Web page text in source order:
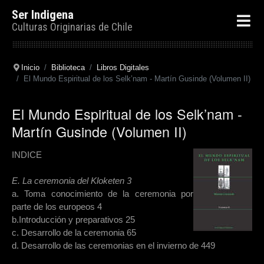
Ser Indigena
Culturas Originarias de Chile
Inicio Biblioteca
Libros Digitales
El Mundo Espiritual de los Selk’nam - Martín Gusinde (Volumen II)
El Mundo Espiritual de los Selk’nam -
Martín Gusinde (Volumen II)
INDICE
E. La ceremonia del Kloketen 3
a. Toma conocimiento de la ceremonia por
parte de los europeos 4
b.Introducción y preparativos 25
c. Desarrollo de la ceremonia 65
d. Desarrollo de las ceremonias en el invierno de 449